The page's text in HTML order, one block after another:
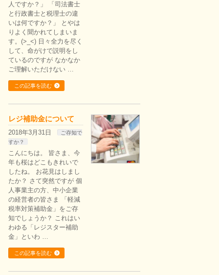
人ですか？」 「司法書士
と行政書士と税理士の違
いは何ですか？」 とやは
りよく聞かれてしまいま
す。(>_<) 日々全力を尽く
して、命がけで説明をし
ているのですが なかなか
ご理解いただけない …
この記事を読む
レジ補助金について
2018年3月31日
ご存知で
すか？
こんにちは。 皆さま、今
年も桜はどこもきれいで
したね。 お花見はしまし
たか？ さて突然ですが 個
人事業主の方、中小企業
の経営者の皆さま 「軽減
税率対策補助金」をご存
知でしょうか？ これはい
わゆる「レジスター補助
金」といわ …
この記事を読む